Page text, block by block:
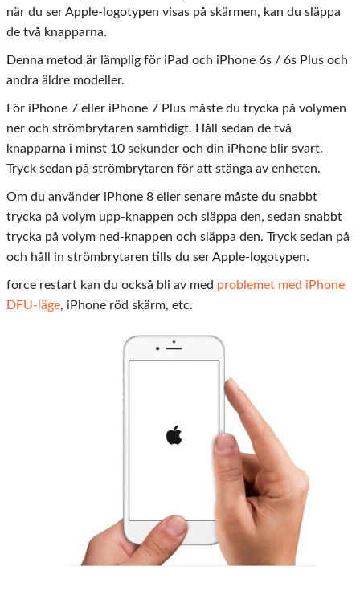
när du ser Apple-logotypen visas på skärmen, kan du släppa
de två knapparna.
Denna metod är lämplig för iPad och iPhone 6s / 6s Plus och
andra äldre modeller.
För iPhone 7 eller iPhone 7 Plus måste du trycka på volymen
ner och strömbrytaren samtidigt. Håll sedan de två
knapparna i minst 10 sekunder och din iPhone blir svart.
Tryck sedan på strömbrytaren för att stänga av enheten.
Om du använder iPhone 8 eller senare måste du snabbt
trycka på volym upp-knappen och släppa den, sedan snabbt
trycka på volym ned-knappen och släppa den. Tryck sedan på
och håll in strömbrytaren tills du ser Apple-logotypen.
force restart kan du också bli av med problemet med iPhone
DFU-läge, iPhone röd skärm, etc.